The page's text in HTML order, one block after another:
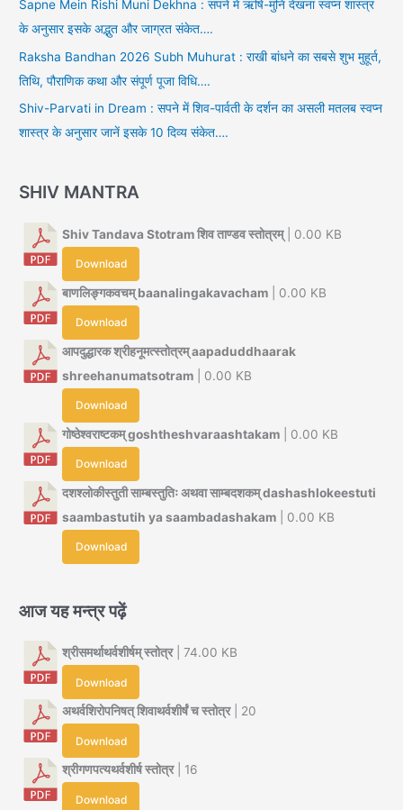
Sapne Mein Rishi Muni Dekhna : सपने में ऋषि-मुनि देखना स्वप्न शास्त्र
के अनुसार इसके अद्भुत और जाग्रत संकेत….
Raksha Bandhan 2026 Subh Muhurat : राखी बांधने का सबसे शुभ मुहूर्त,
तिथि, पौराणिक कथा और संपूर्ण पूजा विधि….
Shiv-Parvati in Dream : सपने में शिव-पार्वती के दर्शन का असली मतलब स्वप्न
शास्त्र के अनुसार जानें इसके 10 दिव्य संकेत….
SHIV MANTRA
Shiv Tandava Stotram शिव ताण्डव स्तोत्रम्| 0.00 KB
Download
बाणलिङ्गकवचम् baanalingakavacham | 0.00 KB
Download
आपदुद्धारक श्रीहनूमत्स्तोत्रम् aapaduddhaarak
shreehanumatsotram | 0.00 KB
Download
गोष्ठेश्वराष्टकम् goshtheshvaraashtakam | 0.00 KB
Download
दशश्लोकीस्तुती साम्बस्तुतिः अथवा साम्बदशकम् dashashlokeestuti
saambastutih ya saambadashakam | 0.00 KB
Download
आज यह मन्त्र पढ़ें
श्रीसमर्थाथर्वशीर्षम् स्तोत्र| 74.00 KB
Download
अथर्वशिरोपनिषत् शिवाथर्वशीर्षं च स्तोत्र| 20
Download
श्रीगणपत्यथर्वशीर्ष स्तोत्र| 16
Download